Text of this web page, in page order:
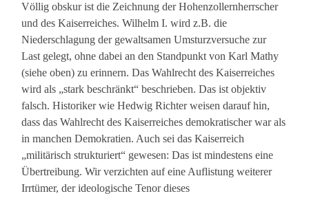
Völlig obskur ist die Zeichnung der Hohenzollernherrscher
und des Kaiserreiches. Wilhelm I. wird z.B. die
Niederschlagung der gewaltsamen Umsturzversuche zur
Last gelegt, ohne dabei an den Standpunkt von Karl Mathy
(siehe oben) zu erinnern. Das Wahlrecht des Kaiserreiches
wird als „stark beschränkt“ beschrieben. Das ist objektiv
falsch. Historiker wie Hedwig Richter weisen darauf hin,
dass das Wahlrecht des Kaiserreiches demokratischer war als
in manchen Demokratien. Auch sei das Kaiserreich
„militärisch strukturiert“ gewesen: Das ist mindestens eine
Übertreibung. Wir verzichten auf eine Auflistung weiterer
Irrtümer, der ideologische Tenor dieses